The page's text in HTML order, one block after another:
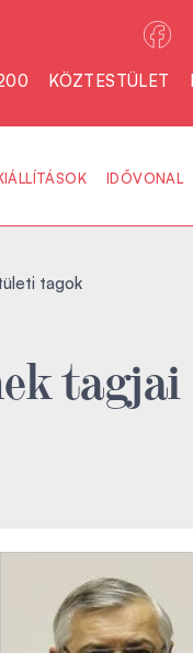
KÖZTESTÜLET
IDŐVONAL
tagok
tagjai